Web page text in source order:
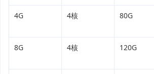
4G 4核 80G
8G 4核 120G